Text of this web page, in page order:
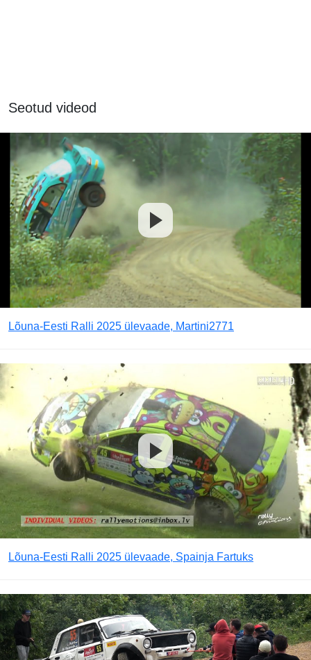
Seotud videod
Lõuna-Eesti Ralli 2025 ülevaade, Martini2771
Lõuna-Eesti Ralli 2025 ülevaade, Spainja Fartuks